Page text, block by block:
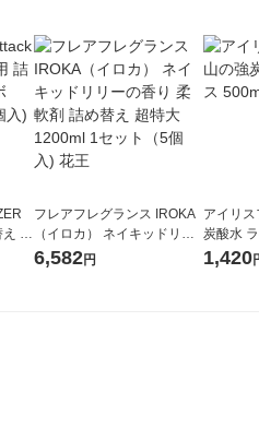
メ
フレアフレグランス IROKA
（イロカ） ネイキッドリリ
ーの香り 柔軟剤 詰め替え 超
6,582円
アイリ
炭酸水
箱（24本
1,420